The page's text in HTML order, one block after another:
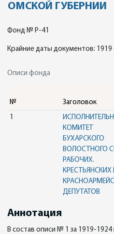
ОМСКОЙ ГУБЕРНИИ
Фонд № Р-41
Крайние даты документов: 1919
Описи фонда
№ Заголовок
1
КОМИТЕТ
БУХАРСКОГО
ВОЛОСТНОГО
РАБОЧИХ.
КРЕСТЬЯНСКИХ
ДЕПУТАТОВ
Аннотация
В состав описи № 1 за 1919-